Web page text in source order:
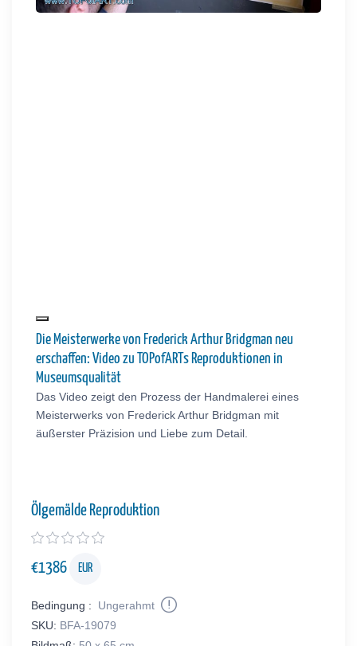
Die Meisterwerke von Frederick Arthur Bridgman neu
erschaffen: Video zu TOPofARTs Reproduktionen in
Museumsqualität
Das Video zeigt den Prozess der Handmalerei eines
Meisterwerks von Frederick Arthur Bridgman mit
äußerster Präzision und Liebe zum Detail.
Ölgemälde Reproduktion
€1386 EUR
Bedingung :
Ungerahmt
SKU: BFA-19079